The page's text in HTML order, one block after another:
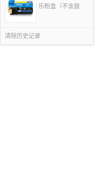
乐粉盒（不含鼓
清除历史记录